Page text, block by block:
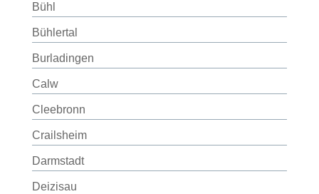
Bühl
Bühlertal
Burladingen
Calw
Cleebronn
Crailsheim
Darmstadt
Deizisau